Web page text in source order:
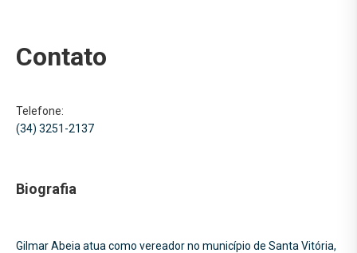
Contato
Telefone:
(34) 3251-2137
Biografia
Gilmar Abeia atua como vereador no município de Santa Vitória,